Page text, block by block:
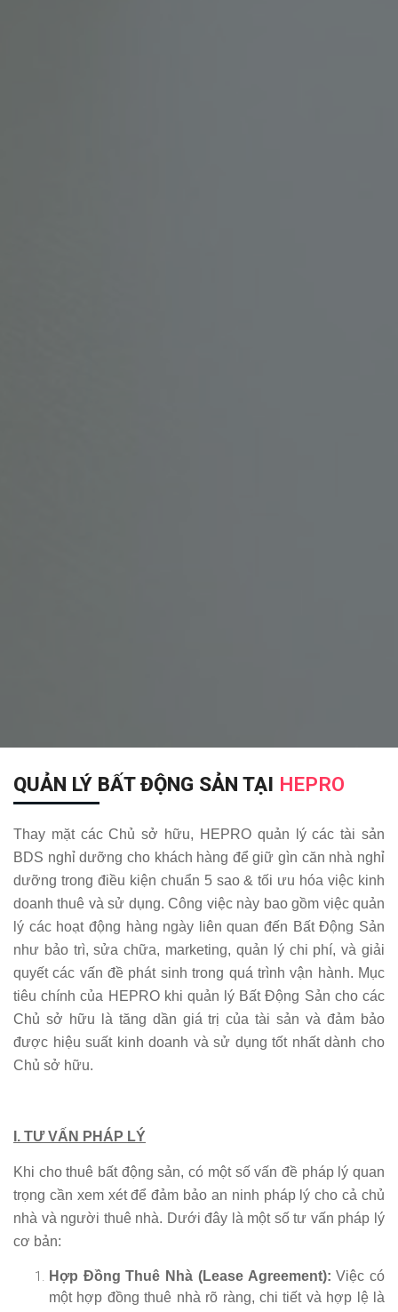
QUẢN LÝ BẤT ĐỘNG SẢN TẠI HEPRO
Thay mặt các Chủ sở hữu, HEPRO quản lý các tài sản
BDS nghỉ dưỡng cho khách hàng để giữ gìn căn nhà nghỉ
dưỡng trong điều kiện chuẩn 5 sao & tối ưu hóa việc kinh
doanh thuê và sử dụng. Công việc này bao gồm việc quản
lý các hoạt động hàng ngày liên quan đến Bất Động Sản
như bảo trì, sửa chữa, marketing, quản lý chi phí, và giải
quyết các vấn đề phát sinh trong quá trình vận hành. Mục
tiêu chính của HEPRO khi quản lý Bất Động Sản cho các
Chủ sở hữu là tăng dần giá trị của tài sản và đảm bảo
được hiệu suất kinh doanh và sử dụng tốt nhất dành cho
Chủ sở hữu.
I. TƯ VẤN PHÁP LÝ
Khi cho thuê bất động sản, có một số vấn đề pháp lý quan
trọng cần xem xét để đảm bảo an ninh pháp lý cho cả chủ
nhà và người thuê nhà. Dưới đây là một số tư vấn pháp lý
cơ bản:
Hợp Đồng Thuê Nhà (Lease Agreement): Việc có
một hợp đồng thuê nhà rõ ràng, chi tiết và hợp lệ là